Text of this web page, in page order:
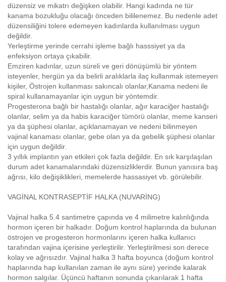
düzensiz ve mikatrı değişken olabilir. Hangi kadında ne tür
kanama bozukluğu olacağı önceden bililenemez. Bu nedenle adet
düzensiliğini tolere edemeyen kadınlarda kullanılması uygun
değildir.
Yerleştirme yerinde cerrahi işleme bağlı hasssiyet ya da
enfeksiyon ortaya çıkabilir.
Emziren kadınlar, uzun süreli ve geri dönüşümlü bir yöntem
isteyenler, hergün ya da belirli aralıklarla ilaç kullanmak istemeyen
kişiler, Östrojen kullanması sakıncalı olanlar,Kanama nedeni ile
spiral kullanamayanlar için uygun bir yöntemdir.
Progesterona bağlı bir hastalığı olanlar, ağır karaciğer hastalığı
olanlar, selim ya da habis karaciğer tümörü olanlar, meme kanseri
ya da şüphesi olanlar, açıklanamayan ve nedeni bilinmeyen
vajinal kanaması olanlar, gebe olan ya da gebelik şüphesi olanlar
için uygun değildir.
3 yıllık implantın yan etkileri çok fazla değildir. En sık karşılaşılan
durum adet kanamalarındaki düzensizliklerdir. Bunun yanısıra baş
ağrısı, kilo değişiklikleri, memelerde hassasiyet vb. görülebilir.
VAGİNAL KONTRASEPTİF HALKA (NUVARİNG)
Vajinal halka 5.4 santimetre çapında ve 4 milimetre kalınlığında
hormon içeren bir halkadır. Doğum kontrol haplarında da bulunan
östrojen ve progesteron hormonlarını içeren halka kullanıcı
tarafından vajina içerisine yerleştirilir. Yerleştirilmesi son derece
kolay ve ağrısızdır. Vajinal halka 3 hafta boyunca (doğum kontrol
haplarında hap kullanılan zaman ile aynı süre) yerinde kalarak
hormon salgılar. Üçüncü haftanın sonunda çıkarılarak 1 hafta